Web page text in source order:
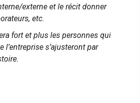
externe et le récit donner
etc.
fort et plus les personnes qui
l’entreprise s’ajusteront par